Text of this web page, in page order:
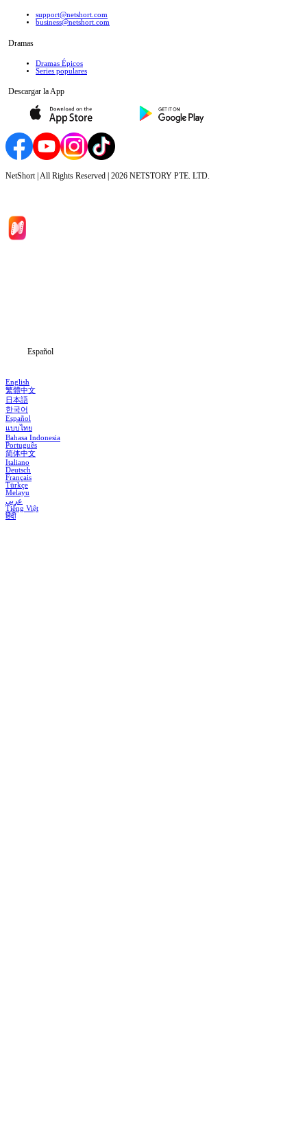
support@netshort.com
business@netshort.com
Dramas
Dramas Épicos
Series populares
Descargar la App
NetShort | All Rights Reserved | 2026 NETSTORY PTE. LTD.
Español
English
繁體中文
日本語
한국어
Español
แบบไทย
Bahasa Indonesia
Português
简体中文
Italiano
Deutsch
Français
Türkçe
Melayu
عربي
Tiếng Việt
हिंदी